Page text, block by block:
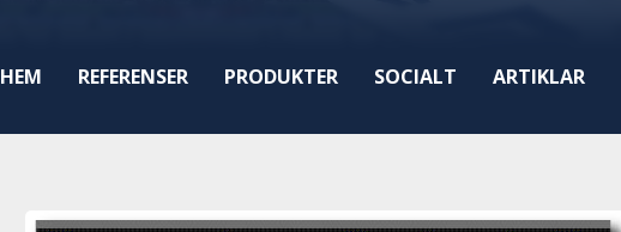
HEM REFERENSER PRODUKTER SOCIALT ARTIKLAR